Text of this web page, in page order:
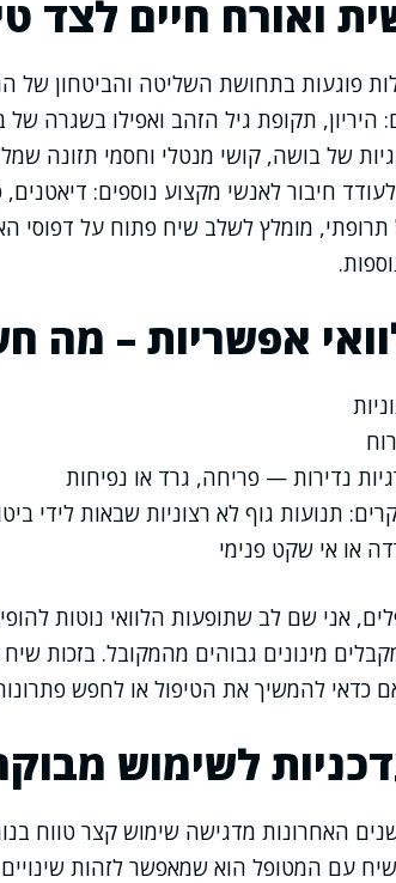
ואורח חיים לצד
פוגעות בתחושת השליטה והביטחון של
היריון, תקופת גיל הזהב ואפילו בשגרה
של בושה, קושי מנטלי וחסמי תזונה
חיבור לאנשי מקצוע נוספים: דיאטנים,
תרופתי, מומלץ לשלב שיח פתוח על דפוסי
אפשריות – מה
נדירות — פריחה, גרד או נפיחות
תנועות גוף לא רצוניות שבאות לידי
או אי שקט פנימי
אני שם לב שתופעות הלוואי נוטות
מינונים גבוהים מהמקובל. בזכות
כדאי להמשיך את הטיפול או לחפש
לשימוש
האחרונות מדגישה שימוש קצר טווח
עם המטופל הוא שמאפשר לזהות